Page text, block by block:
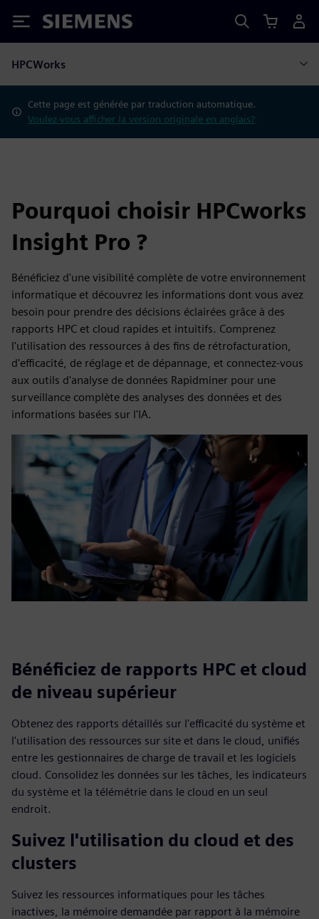
Siemens
HPCWorks
Cette page est générée par traduction automatique.
Voulez-vous afficher la version originale en anglais?
Pourquoi choisir HPCworks
Insight Pro ?
Bénéficiez d'une visibilité complète de votre environnement
informatique et découvrez les informations dont vous avez
besoin pour prendre des décisions éclairées grâce à des
rapports HPC et cloud rapides et intuitifs. Comprenez
l'utilisation des ressources à des fins de rétrofacturation,
d'efficacité, de réglage et de dépannage, et connectez-vous
aux outils d'analyse de données Rapidminer pour une
surveillance complète des analyses des données et des
informations basées sur l'IA.
Bénéficiez de rapports HPC et cloud
de niveau supérieur
Obtenez des rapports détaillés sur l'efficacité du système et
l'utilisation des ressources sur site et dans le cloud, unifiés
entre les gestionnaires de charge de travail et les logiciels
cloud. Consolidez les données sur les tâches, les indicateurs
du système et la télémétrie dans le cloud en un seul
endroit.
Suivez l'utilisation du cloud et des
clusters
Suivez les ressources informatiques pour les tâches
inactives, la mémoire demandée par rapport à la mémoire